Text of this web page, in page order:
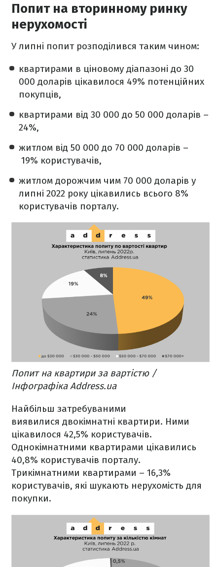
Попит на вторинному ринку
нерухомості
У липні попит розподілився таким чином:
квартирами в ціновому діапазоні до 30
000 доларів цікавилося 49% потенційних
покупців,
квартирами від 30 000 до 50 000 доларів –
24%,
житлом від 50 000 до 70 000 доларів –
19% користувачів,
житлом дорожчим чим 70 000 доларів у
липні 2022 року цікавились всього 8%
користувачів порталу.
Попит на квартири за вартістю /
Інфографіка Address.ua
Найбільш затребуваними
виявилися двокімнатні квартири. Ними
цікавилося 42,5% користувачів.
Однокімнатними квартирами цікавились
40,8% користувачів порталу.
Трикімнатними квартирами – 16,3%
користувачів, які шукають нерухомість для
покупки.